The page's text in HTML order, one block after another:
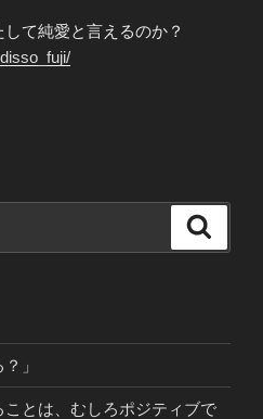
て純愛と言えるのか？
」
ことは、むしろポジティブで